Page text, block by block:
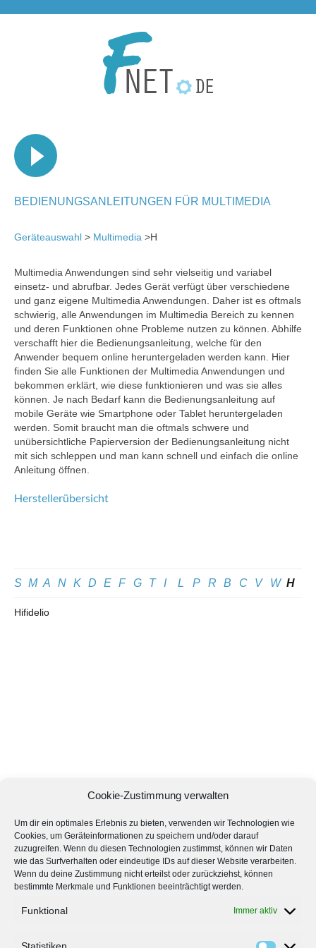
Cookie-Zustimmung verwalten
Um dir ein optimales Erlebnis zu bieten, verwenden wir Technologien wie
Cookies, um Geräteinformationen zu speichern und/oder darauf
zuzugreifen. Wenn du diesen Technologien zustimmst, können wir Daten
wie das Surfverhalten oder eindeutige IDs auf dieser Website verarbeiten.
Wenn du deine Zustimmung nicht erteilst oder zurückziehst, können
bestimmte Merkmale und Funktionen beeinträchtigt werden.
Funktional Immer aktiv
BEDIENUNGSANLEITUNGEN FÜR MULTIMEDIA
Geräteauswahl > Multimedia >H
Multimedia Anwendungen sind sehr vielseitig und variabel
einsetz- und abrufbar. Jedes Gerät verfügt über verschiedene
und ganz eigene Multimedia Anwendungen. Daher ist es oftmals
schwierig, alle Anwendungen im Multimedia Bereich zu kennen
und deren Funktionen ohne Probleme nutzen zu können. Abhilfe
verschafft hier die Bedienungsanleitung, welche für den
Anwender bequem online heruntergeladen werden kann. Hier
finden Sie alle Funktionen der Multimedia Anwendungen und
bekommen erklärt, wie diese funktionieren und was sie alles
können. Je nach Bedarf kann die Bedienungsanleitung auf
mobile Geräte wie Smartphone oder Tablet heruntergeladen
werden. Somit braucht man die oftmals schwere und
unübersichtliche Papierversion der Bedienungsanleitung nicht
mit sich schleppen und man kann schnell und einfach die online
Anleitung öffnen.
Herstellerübersicht
S M A N K D E F G T I L P R B C V W H
Hifidelio